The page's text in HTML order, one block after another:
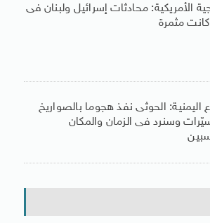
الأمريكية: محادثات إسرائيل ولبنان فى
كانت مثمرة
اليمنية: الحوثى نفذ هجوما بالصواريخ
وسنرد فى الزمان والمكان